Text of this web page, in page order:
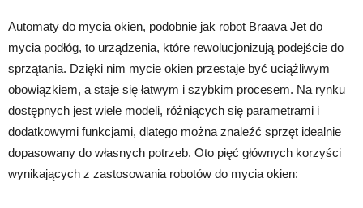
Automaty do mycia okien, podobnie jak robot Braava Jet do
mycia podłóg, to urządzenia, które rewolucjonizują podejście do
sprzątania. Dzięki nim mycie okien przestaje być uciążliwym
obowiązkiem, a staje się łatwym i szybkim procesem. Na rynku
dostępnych jest wiele modeli, różniących się parametrami i
dodatkowymi funkcjami, dlatego można znaleźć sprzęt idealnie
dopasowany do własnych potrzeb. Oto pięć głównych korzyści
wynikających z zastosowania robotów do mycia okien: